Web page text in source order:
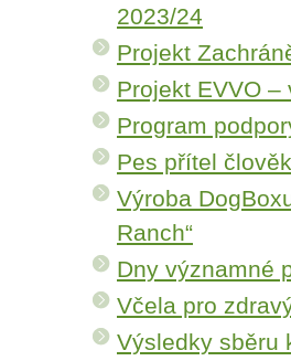
2023/24
Projekt
Projekt EVVO
Program
Pes přítel
Výroba
Ranch“
Dny významné
Včela pro
Výsledky sběru